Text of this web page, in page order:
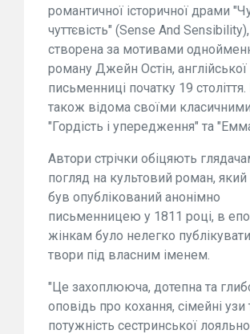
романтичної історичної драми
чуттєвість" (Sense And
створена за мотивами
роману Джейн Остін, англійської
письменниці початку 19
також відома своїми
"Гордість і упередження" та
Автори стрічки обіцяють
погляд на культовий роман,
був опублікований анонімно
письменницею у 1811 році, в
жінкам було нелегко
твори під власним іменем.
"Це захоплююча, дотепна та
оповідь про кохання, сімейні узи
потужність сестринської